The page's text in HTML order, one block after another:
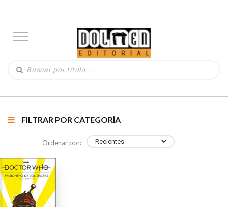
FILTRAR POR CATEGORÍA
Ordenar por: